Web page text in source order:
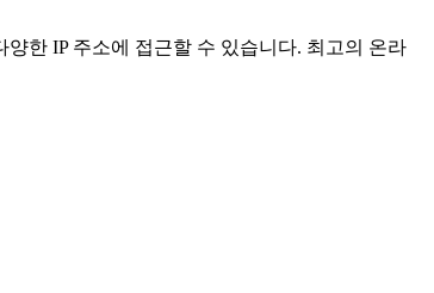
한 IP 주소에 접근할 수 있습니다. 최고의 온라